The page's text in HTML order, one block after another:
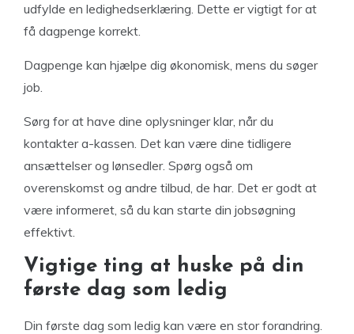
udfylde en ledighedserklæring. Dette er vigtigt for at
få dagpenge korrekt.
Dagpenge kan hjælpe dig økonomisk, mens du søger
job.
Sørg for at have dine oplysninger klar, når du
kontakter a-kassen. Det kan være dine tidligere
ansættelser og lønsedler. Spørg også om
overenskomst og andre tilbud, de har. Det er godt at
være informeret, så du kan starte din jobsøgning
effektivt.
Vigtige ting at huske på din
første dag som ledig
Din første dag som ledig kan være en stor forandring.